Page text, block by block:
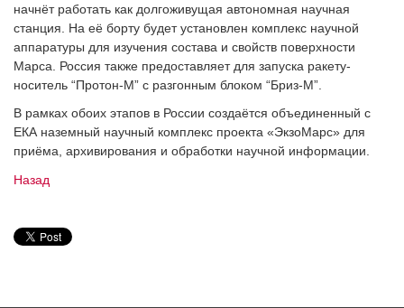
начнёт работать как долгоживущая автономная научная
станция. На её борту будет установлен комплекс научной
аппаратуры для изучения состава и свойств поверхности
Марса. Россия также предоставляет для запуска ракету-
носитель “Протон-М” с разгонным блоком “Бриз-М”.
В рамках обоих этапов в России создаётся объединенный с
ЕКА наземный научный комплекс проекта «ЭкзоМарс» для
приёма, архивирования и обработки научной информации.
Назад